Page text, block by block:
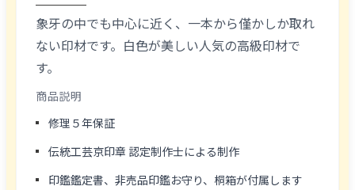
象牙の中でも中心に近く、一本から僅かしか取れ
ない印材です。白色が美しい人気の高級印材で
す。
商品説明
修理５年保証
伝統工芸京印章 認定制作士による制作
印鑑鑑定書、非売品印鑑お守り、桐箱が付属します